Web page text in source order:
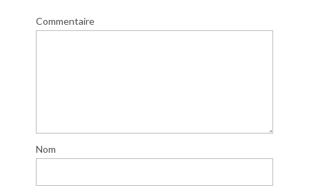
Commentaire
Nom